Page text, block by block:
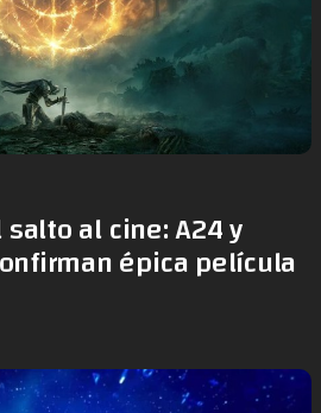
al cine: A24 y
épica película